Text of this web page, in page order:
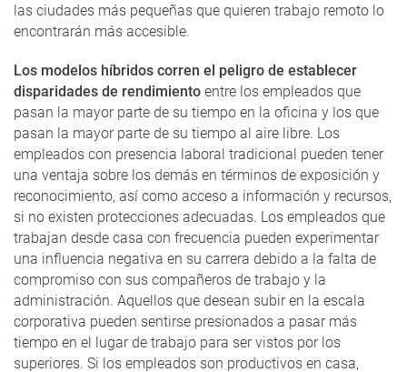
las ciudades más pequeñas que quieren trabajo remoto lo
encontrarán más accesible.
Los modelos híbridos corren el peligro de establecer
disparidades de rendimiento entre los empleados que
pasan la mayor parte de su tiempo en la oficina y los que
pasan la mayor parte de su tiempo al aire libre. Los
empleados con presencia laboral tradicional pueden tener
una ventaja sobre los demás en términos de exposición y
reconocimiento, así como acceso a información y recursos,
si no existen protecciones adecuadas. Los empleados que
trabajan desde casa con frecuencia pueden experimentar
una influencia negativa en su carrera debido a la falta de
compromiso con sus compañeros de trabajo y la
administración. Aquellos que desean subir en la escala
corporativa pueden sentirse presionados a pasar más
tiempo en el lugar de trabajo para ser vistos por los
superiores. Si los empleados son productivos en casa,